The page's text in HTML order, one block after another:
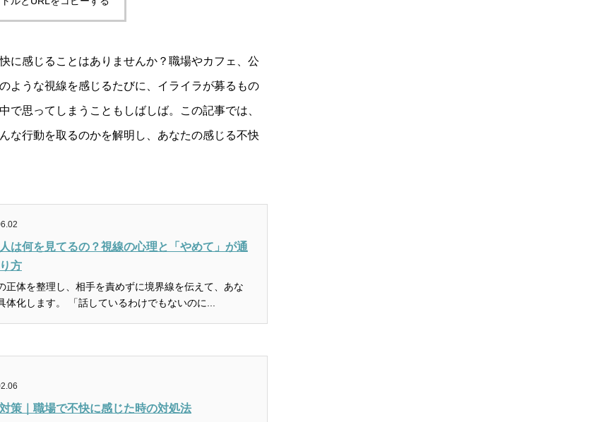
に感じることはありませんか？職場やカフェ、公
ような視線を感じるたびに、イライラが募るもの
で思ってしまうこともしばしば。この記事では、
な行動を取るのかを解明し、あなたの感じる不快
は何を見てるの？視線の心理と「やめて」が通
方
正体を整理し、相手を責めずに境界線を伝えて、あな
たの安心を守る対処を具体化します。 「話しているわけでもないのに...
策｜職場で不快に感じた時の対処法